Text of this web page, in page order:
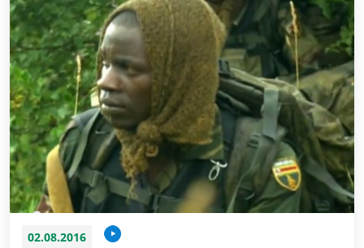
02.08.2016